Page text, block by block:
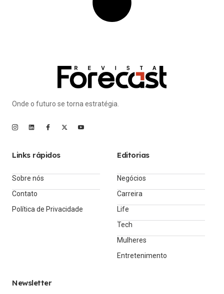
Onde o futuro se torna estratégia.
Links rápidos
Sobre nós
Contato
Política de Privacidade
Editorias
Negócios
Carreira
Life
Tech
Mulheres
Entretenimento
Newsletter